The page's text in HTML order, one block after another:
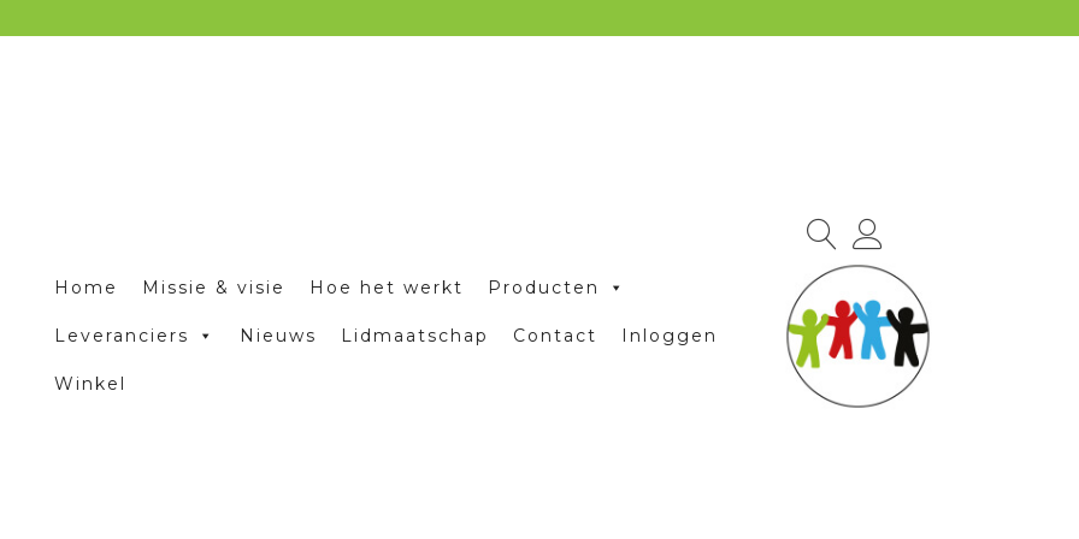
Home Missie & visie Hoe het werkt Producten
Leveranciers Nieuws Lidmaatschap Contact Inloggen
Winkel